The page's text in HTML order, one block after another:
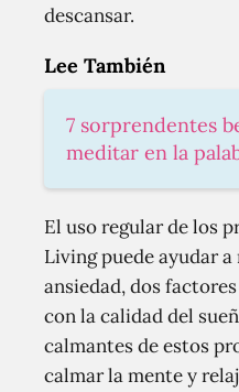
descansar.
Lee También
7 sorprendentes
meditar en la
El uso regular de los
Living puede ayudar
ansiedad, dos
con la calidad del
calmantes de estos
calmar la mente y